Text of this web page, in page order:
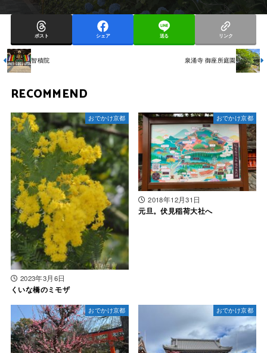
ポスト シェア 送る リンク
智積院 泉涌寺 御座所庭園
RECOMMEND
おでかけ京都
2023年3月6日
くいな橋のミモザ
おでかけ京都
2018年12月31日
元旦。伏見稲荷大社へ
おでかけ京都 おでかけ京都